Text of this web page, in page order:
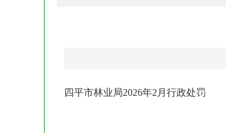
四平市林业局2026年2月行政处罚